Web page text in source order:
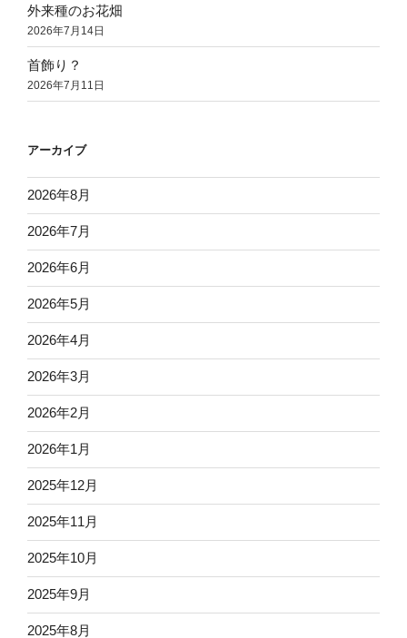
外来種のお花畑
2026年7月14日
首飾り？
2026年7月11日
アーカイブ
2026年8月
2026年7月
2026年6月
2026年5月
2026年4月
2026年3月
2026年2月
2026年1月
2025年12月
2025年11月
2025年10月
2025年9月
2025年8月